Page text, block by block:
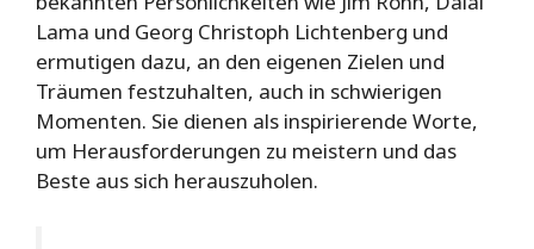
Lama und Georg Christoph Lichtenberg und
ermutigen dazu, an den eigenen Zielen und
Träumen festzuhalten, auch in schwierigen
Momenten. Sie dienen als inspirierende Worte,
um Herausforderungen zu meistern und das
Beste aus sich herauszuholen.